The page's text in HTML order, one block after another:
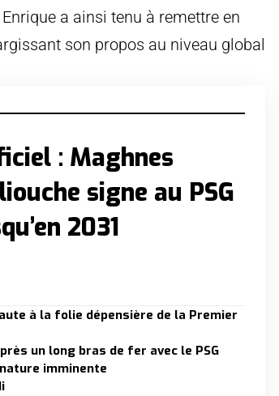
a ainsi tenu à remettre en
son propos au niveau global
: Maghnes
signe au PSG
2031
à la folie dépensière de la Premier
un long bras de fer avec le PSG
imminente